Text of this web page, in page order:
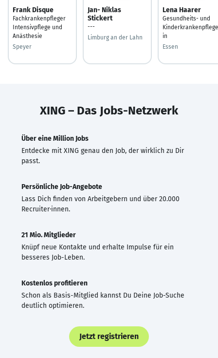
Frank Disque
Fachkrankenpfleger
Intensivpflege und
Anästhesie
Speyer
Jan- Niklas
Stickert
---
Limburg an der Lahn
Lena Haarer
Gesundheits- und
in
Essen
XING – Das Jobs-Netzwerk
Über eine Million Jobs
Entdecke mit XING genau den Job, der wirklich zu Dir
passt.
Persönliche Job-Angebote
Lass Dich finden von Arbeitgebern und über 20.000
Recruiter·innen.
21 Mio. Mitglieder
Knüpf neue Kontakte und erhalte Impulse für ein
besseres Job-Leben.
Kostenlos profitieren
Schon als Basis-Mitglied kannst Du Deine Job-Suche
deutlich optimieren.
Jetzt registrieren